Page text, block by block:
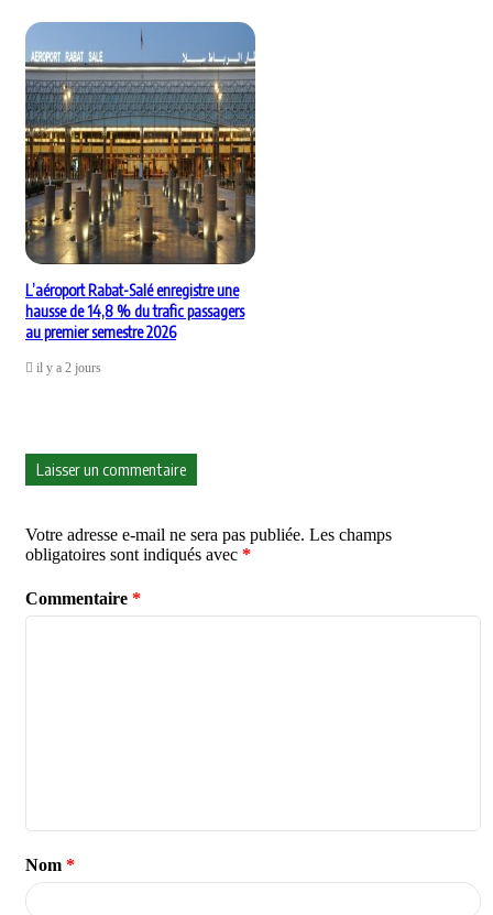
L’aéroport Rabat-Salé enregistre une
hausse de 14,8 % du trafic passagers
au premier semestre 2026
il y a 2 jours
Laisser un commentaire
Votre adresse e-mail ne sera pas publiée. Les champs
obligatoires sont indiqués avec *
Commentaire *
Nom *